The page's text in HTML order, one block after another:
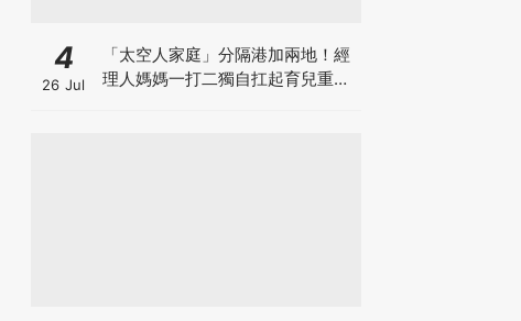
4
26 Jul
「太空人家庭」分隔港加兩地！經
理人媽媽一打二獨自扛起育兒重